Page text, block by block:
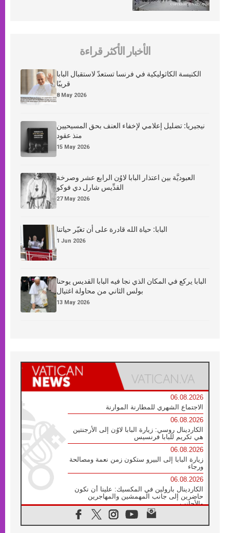
الأخبار الأكثر قراءة
الكنيسة الكاثوليكية في فرنسا تستعدّ لاستقبال البابا
قريبًا
8 May 2026
نيجيريا: تضليل إعلامي لإخفاء العنف بحق المسيحيين
منذ عقود
15 May 2026
العبوديَّة بين اعتذار البابا لاوُن الرابع عشر وصرخة
القدِّيس شارل دي فوكو
27 May 2026
البابا: حياة الله قادرة على أن تغيّر حياتنا
1 Jun 2026
البابا يركع في المكان الذي نجا فيه البابا القديس يوحنا
بولس الثاني من محاولة اغتيال
13 May 2026
06.08.2026
الاجتماع الشهري للمطارنة الموارنة
06.08.2026
الكاردينال روسي: زيارة البابا لاوُن إلى الأرجنتين
هي تكريم للبابا فرنسيس
06.08.2026
زيارة البابا إلى البيرو ستكون زمن نعمة ومصالحة
ورجاء
06.08.2026
الكاردينال بارولين في المكسيك: علينا أن نكون
حاضرين إلى جانب المهمشين والمهاجرين
والأجانب
البابا لاوُن الرابع عشر للشباب في أسيزي: